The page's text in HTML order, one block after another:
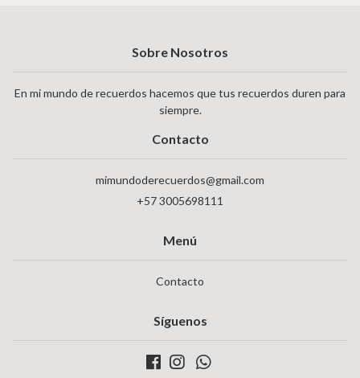
Sobre Nosotros
En mi mundo de recuerdos hacemos que tus recuerdos duren para
siempre.
Contacto
mimundoderecuerdos@gmail.com
+57 3005698111
Menú
Contacto
Síguenos